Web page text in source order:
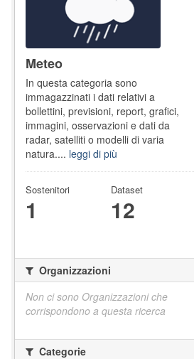
Meteo
In questa categoria sono
immagazzinati i dati relativi a
bollettini, previsioni, report, grafici,
immagini, osservazioni e dati da
radar, satelliti o modelli di varia
natura.... leggi di più
Sostenitori
1
Dataset
12
Organizzazioni
Non ci sono Organizzazioni che
corrispondono a questa ricerca
Categorie